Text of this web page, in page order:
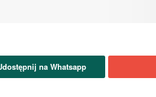
na Whatsapp